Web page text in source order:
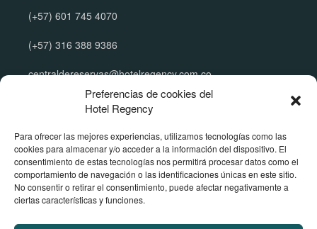
Preferencias de cookies del
Hotel Regency
Para ofrecer las mejores experiencias, utilizamos tecnologías como las
cookies para almacenar y/o acceder a la información del dispositivo. El
consentimiento de estas tecnologías nos permitirá procesar datos como el
comportamiento de navegación o las identificaciones únicas en este sitio.
No consentir o retirar el consentimiento, puede afectar negativamente a
ciertas características y funciones.
(+57) 601 745 4070
(+57) 316 388 9386
centraldereservas@hotelregency.com.co
Manual de tratamiento de datos
Política de reserva y cancelación
Política de menores de edad
Términos y Condiciones Publicitarias